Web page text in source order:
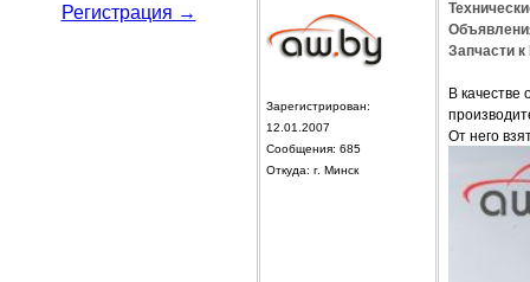
Регистрация →
Зарегистрирован:
12.01.2007
Сообщения: 685
Откуда: г. Минск
Запчасти
В
От него